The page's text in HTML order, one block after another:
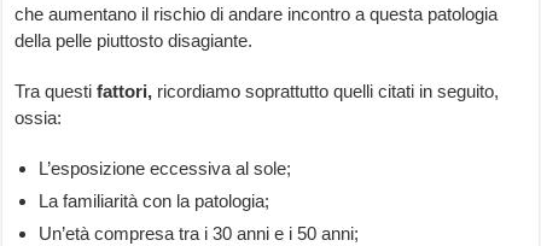
che aumentano il rischio di andare incontro a questa patologia
della pelle piuttosto disagiante.
Tra questifattori, ricordiamo soprattutto quelli citati in seguito,
ossia:
L’esposizione eccessiva al sole;
La familiarità con la patologia;
Un’età compresa tra i 30 anni e i 50 anni;